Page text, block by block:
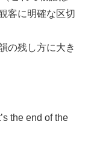
客に明確な区切
の残し方に大き
the end of the